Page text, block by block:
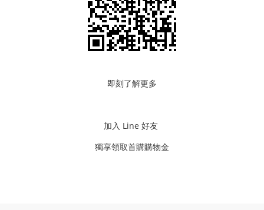
即刻了解更多
加入 Line 好友
獨享領取首購購物金